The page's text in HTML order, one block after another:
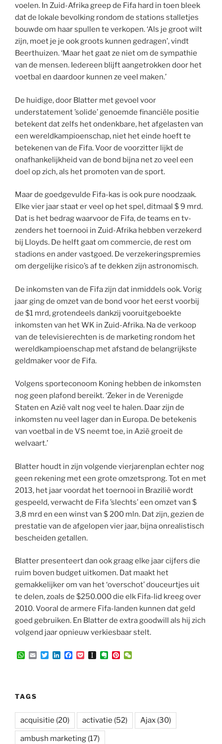
voelen. In Zuid-Afrika greep de Fifa hard in toen bleek
dat de lokale bevolking rondom de stations stalletjes
bouwde om haar spullen te verkopen. ‘Als je groot wilt
zijn, moet je je ook groots kunnen gedragen’, vindt
Beerthuizen. ‘Maar het gaat ze niet om de sympathie
van de mensen. Iedereen blijft aangetrokken door het
voetbal en daardoor kunnen ze veel maken.’
De huidige, door Blatter met gevoel voor
understatement ’solide’ genoemde financiële positie
betekent dat zelfs het ondenkbare, het afgelasten van
een wereldkampioenschap, niet het einde hoeft te
betekenen van de Fifa. Voor de voorzitter lijkt de
onafhankelijkheid van de bond bijna net zo veel een
doel op zich, als het promoten van de sport.
Maar de goedgevulde Fifa-kas is ook pure noodzaak.
Elke vier jaar staat er veel op het spel, ditmaal $ 9 mrd.
Dat is het bedrag waarvoor de Fifa, de teams en tv-
zenders het toernooi in Zuid-Afrika hebben verzekerd
bij Lloyds. De helft gaat om commercie, de rest om
stadions en ander vastgoed. De verzekeringspremies
om dergelijke risico’s af te dekken zijn astronomisch.
De inkomsten van de Fifa zijn dat inmiddels ook. Vorig
jaar ging de omzet van de bond voor het eerst voorbij
de $1 mrd, grotendeels dankzij vooruitgeboekte
inkomsten van het WK in Zuid-Afrika. Na de verkoop
van de televisierechten is de marketing rondom het
wereldkampioenschap met afstand de belangrijkste
geldmaker voor de Fifa.
Volgens sporteconoom Koning hebben de inkomsten
nog geen plafond bereikt. ‘Zeker in de Verenigde
Staten en Azië valt nog veel te halen. Daar zijn de
inkomsten nu veel lager dan in Europa. De betekenis
van voetbal in de VS neemt toe, in Azië groeit de
welvaart.’
Blatter houdt in zijn volgende vierjarenplan echter nog
geen rekening met een grote omzetsprong. Tot en met
2013, het jaar voordat het toernooi in Brazilië wordt
gespeeld, verwacht de Fifa ’slechts’ een omzet van $
3,8 mrd en een winst van $ 200 mln. Dat zijn, gezien de
prestatie van de afgelopen vier jaar, bijna onrealistisch
bescheiden getallen.
Blatter presenteert dan ook graag elke jaar cijfers die
ruim boven budget uitkomen. Dat maakt het
gemakkelijker om van het ‘overschot’ douceurtjes uit
te delen, zoals de $250.000 die elk Fifa-lid kreeg over
2010. Vooral de armere Fifa-landen kunnen dat geld
goed gebruiken. En Blatter de extra goodwill als hij zich
volgend jaar opnieuw verkiesbaar stelt.
W
A
p
E
T
L
n
F
k
P
p
e
r
E
e
P
s
t
TAGS
acquisitie (20) activatie (52) Ajax (30)
ambush marketing (17)